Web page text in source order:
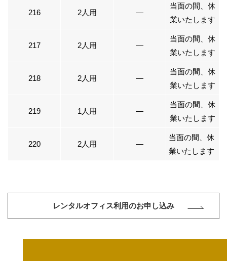
216 2人用 ―
当面の間、休
業いたします
217 2人用 ―
当面の間、休
業いたします
218 2人用 ―
当面の間、休
業いたします
219 1人用 ―
当面の間、休
業いたします
220 2人用 ―
当面の間、休
業いたします
レンタルオフィス利用のお申し込み